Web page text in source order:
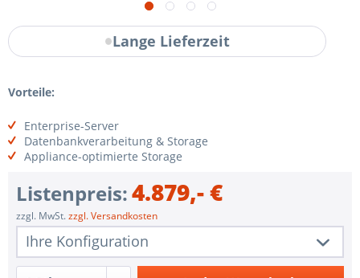
Lange Lieferzeit
Vorteile:
Enterprise-Server
Datenbankverarbeitung & Storage
Appliance-optimierte Storage
Listenpreis:4.879,- €
zzgl. MwSt.zzgl. Versandkosten
Ihre Konfiguration
1 Stk.
SSG-540P-E1CTR36H